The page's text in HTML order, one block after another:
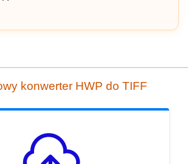
konwerter HWP do TIFF